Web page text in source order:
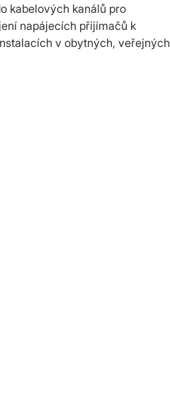
kabelových kanálů pro
napájecích přijímačů k
v obytných, veřejných